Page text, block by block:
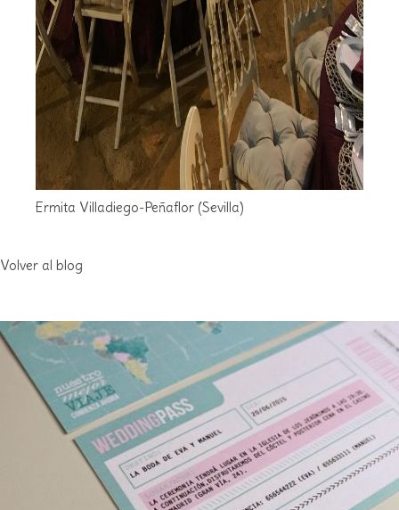
Ermita Villadiego-Peñaflor (Sevilla)
Volver al blog